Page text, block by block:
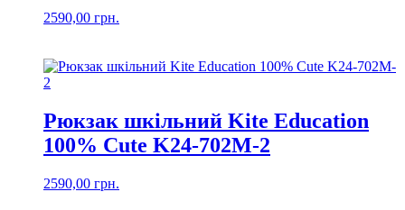
2590,00 грн.
Рюкзак шкільний Kite Education
100% Cute K24-702M-2
2590,00 грн.